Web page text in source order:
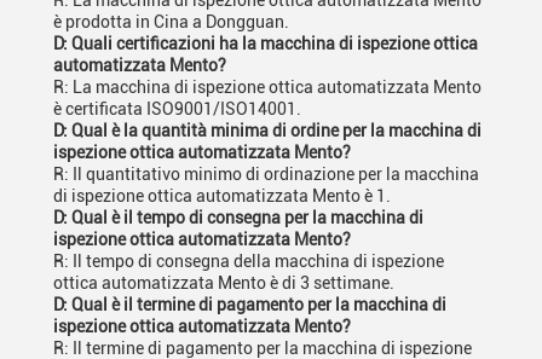
è prodotta in Cina a Dongguan.
D: Quali certificazioni ha la macchina di ispezione ottica
automatizzata Mento?
R: La macchina di ispezione ottica automatizzata Mento
è certificata ISO9001/ISO14001.
D: Qual è la quantità minima di ordine per la macchina di
ispezione ottica automatizzata Mento?
R: Il quantitativo minimo di ordinazione per la macchina
di ispezione ottica automatizzata Mento è 1.
D: Qual è il tempo di consegna per la macchina di
ispezione ottica automatizzata Mento?
R: Il tempo di consegna della macchina di ispezione
ottica automatizzata Mento è di 3 settimane.
D: Qual è il termine di pagamento per la macchina di
ispezione ottica automatizzata Mento?
R: Il termine di pagamento per la macchina di ispezione